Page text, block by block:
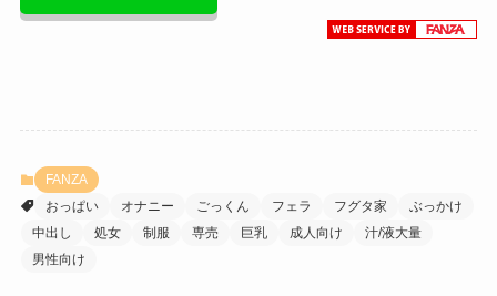
FANZA
おっぱい
オナニー ごっくん フェラ フグタ家
ぶっかけ
中出し
処女 制服 専売 巨乳 成人向け
汁/液大量
男性向け